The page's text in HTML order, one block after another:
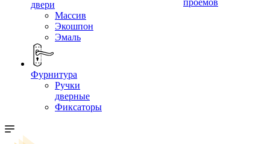
двери
Массив
Экошпон
Эмаль
Фурнитура
Ручки
дверные
Фиксаторы
проемов